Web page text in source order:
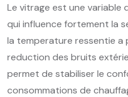
Le vitrage est une variable
qui influence fortement la
la temperature ressentie a
reduction des bruits
permet de stabiliser le
consommations de